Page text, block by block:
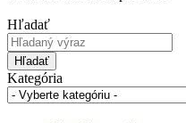
Hľadať
Hľadať
Kategória